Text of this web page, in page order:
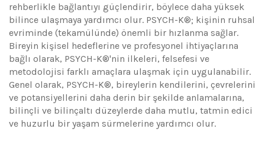
rehberlikle bağlantıyı güçlendirir, böylece daha yüksek
bilince ulaşmaya yardımcı olur. PSYCH-K®; kişinin ruhsal
evriminde (tekamülünde) önemli bir hızlanma sağlar.
Bireyin kişisel hedeflerine ve profesyonel ihtiyaçlarına
bağlı olarak, PSYCH-K®'nin ilkeleri, felsefesi ve
metodolojisi farklı amaçlara ulaşmak için uygulanabilir.
Genel olarak, PSYCH-K®, bireylerin kendilerini, çevrelerini
ve potansiyellerini daha derin bir şekilde anlamalarına,
bilinçli ve bilinçaltı düzeylerde daha mutlu, tatmin edici
ve huzurlu bir yaşam sürmelerine yardımcı olur.